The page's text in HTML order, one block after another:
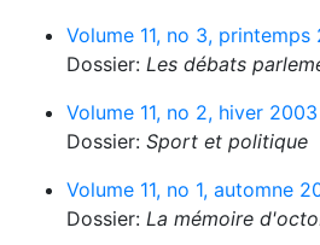
Volume 11, no 3,
Dossier: Les débats
Volume 11, no 2, hiver
Dossier: Sport et politique
Volume 11, no 1, automne
Dossier: La mémoire